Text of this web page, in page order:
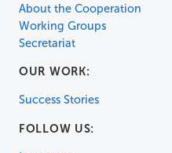
About the Cooperation
Working Groups
Secretariat
OUR WORK:
Success Stories
FOLLOW US: